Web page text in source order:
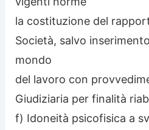
la costituzione del
Società, salvo
mondo
del lavoro con
Giudiziaria per finalità
f) Idoneità psicofisica a